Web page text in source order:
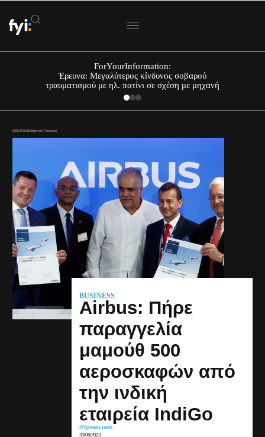
ForYourInformation:
Έρευνα: Μεγαλύτερος κίνδυνος σοβαρού
τραυματισμού με ηλ. πατίνι σε σχέση με μηχανή
(REUTERS/Benoit Tessier)
BUSINESS
Airbus: Πήρε
παραγγελία
μαμούθ 500
αεροσκαφών από
την ινδική
εταιρεία IndiGo
@fyinews team
20/06/2023